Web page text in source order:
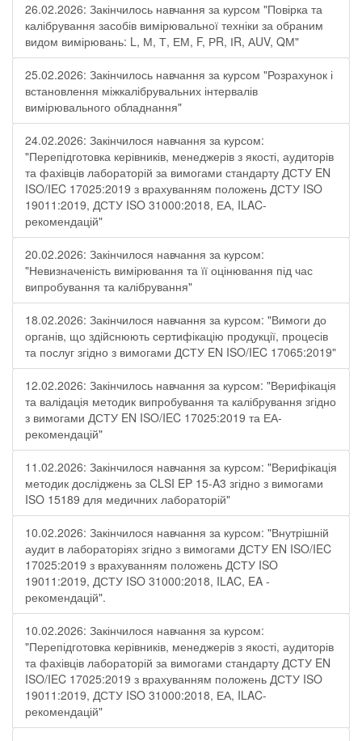
26.02.2026: Закінчилось навчання за курсом "Повірка та
калібрування засобів вимірювальної техніки за обраним
видом вимірювань: L, М, Т, ЕМ, F, РR, ІR, АUV, QМ"
25.02.2026: Закінчилось навчання за курсом "Розрахунок і
встановлення міжкалібрувальних інтервалів
вимірювального обладнання"
24.02.2026: Закінчилося навчання за курсом:
"Перепідготовка керівників, менеджерів з якості, аудиторів
та фахівців лабораторій за вимогами стандарту ДСТУ EN
ISO/IEC 17025:2019 з врахуванням положень ДСТУ ISO
19011:2019, ДСТУ ISO 31000:2018, ЕА, ILAC-
рекомендацій"
20.02.2026: Закінчилося навчання за курсом:
"Невизначеність вимірювання та її оцінювання під час
випробування та калібрування"
18.02.2026: Закінчилося навчання за курсом: "Вимоги до
органів, що здійснюють сертифікацію продукції, процесів
та послуг згідно з вимогами ДСТУ EN ISO/IEC 17065:2019"
12.02.2026: Закінчилось навчання за курсом: "Верифікація
та валідація методик випробування та калібрування згідно
з вимогами ДСТУ EN ISO/IEC 17025:2019 та ЕА-
рекомендацій"
11.02.2026: Закінчилося навчання за курсом: "Верифікація
методик досліджень за CLSI EP 15-A3 згідно з вимогами
ISO 15189 для медичних лабораторій"
10.02.2026: Закінчилося навчання за курсом: "Внутрішній
аудит в лабораторіях згідно з вимогами ДСТУ EN ISO/IEC
17025:2019 з врахуванням положень ДСТУ ISO
19011:2019, ДСТУ ISO 31000:2018, ILAC, EA -
рекомендацій".
10.02.2026: Закінчилося навчання за курсом:
"Перепідготовка керівників, менеджерів з якості, аудиторів
та фахівців лабораторій за вимогами стандарту ДСТУ EN
ISO/IEC 17025:2019 з врахуванням положень ДСТУ ISO
19011:2019, ДСТУ ISO 31000:2018, ЕА, ILAC-
рекомендацій"